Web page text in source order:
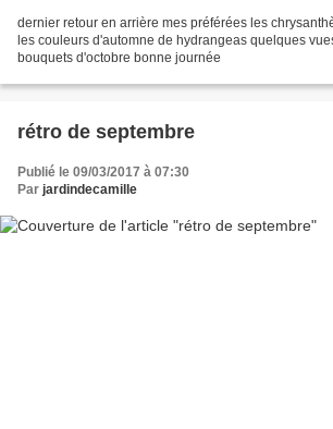
dernier retour en arrière mes préférées les
les couleurs d'automne de hydrangeas quelques
bouquets d'octobre bonne journée
rétro de septembre
Publié le 09/03/2017 à 07:30
Par jardindecamille